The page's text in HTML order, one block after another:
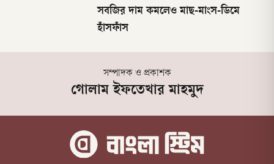
সবজির দাম কমলেও মাছ-মাংস-ডিমে
হাঁসফাঁস
সম্পাদক ও প্রকাশক
গোলাম ইফতেখার মাহমুদ